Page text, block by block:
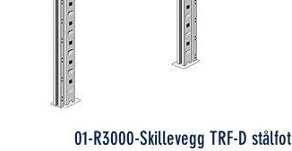
01-R3000-Skillevegg TRF-D stålfot